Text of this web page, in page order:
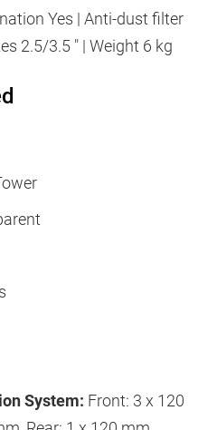
Yes | Anti-dust filter
2.5/3.5 " | Weight 6 kg
System: Front: 3 x 120